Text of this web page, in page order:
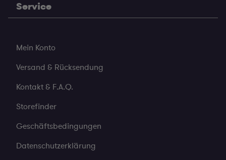
Service
Mein Konto
Versand & Rücksendung
Kontakt & F.A.Q.
Storefinder
Geschäftsbedingungen
Datenschutzerklärung